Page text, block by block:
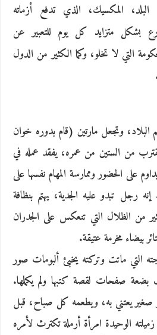
المكسيك، الذي تدفع أزماته
بشكل متزايد كل يوم للتعبير عن
التي لا تخلو، وكما الكثير من الدول
البلاد، وتجعل مارتين (قام بدوره خوان
من الستين من عمره، يفقد عمله في
على الحضور وممارسة المهام نفسها على
رجل تبدو عليه الجدية، يهتم بنظافة
من الظلال التي تنعكس على الجدران
بيضاء مخرمة عتيقة.
التي ماتت وتركته يخبئ ألبومات صور
بضعة صفحات لقصة كتبها ولم يكملها.
يعتني به، ويطعمه كل صباح، قبل
الوحيدة امرأة أرملة تكترث لأمره